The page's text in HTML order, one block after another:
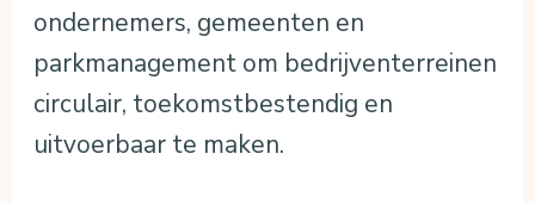
ondernemers, gemeenten en
parkmanagement om bedrijventerreinen
circulair, toekomstbestendig en
uitvoerbaar te maken.